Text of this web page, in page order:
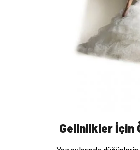
Gelinlikler İçin